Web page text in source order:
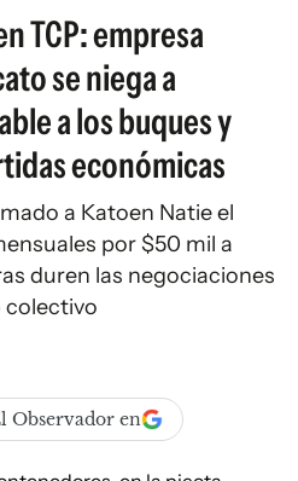
TCP: empresa
se niega a
a los buques y
económicas
a Katoen Natie el
por $50 mil a
duren las negociaciones
colectivo
Observador en